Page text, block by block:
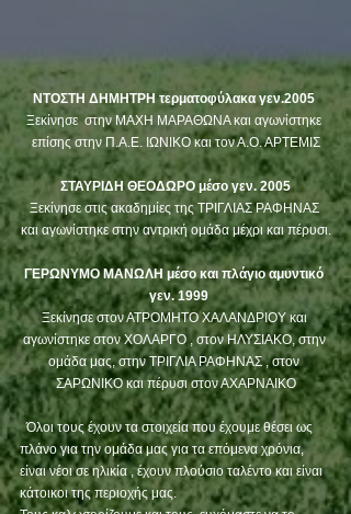
ΝΤΟΣΤΗ ΔΗΜΗΤΡΗ τερματοφύλακα γεν.2005
Ξεκίνησε  στην ΜΑΧΗ ΜΑΡΑΘΩΝΑ και αγωνίστηκε
επίσης στην Π.Α.Ε. ΙΩΝΙΚΟ και τον Α.Ο. ΑΡΤΕΜΙΣ
ΣΤΑΥΡΙΔΗ ΘΕΟΔΩΡΟ μέσο γεν. 2005
Ξεκίνησε στις ακαδημίες της ΤΡΙΓΛΙΑΣ ΡΑΦΗΝΑΣ
και αγωνίστηκε στην αντρική ομάδα μέχρι και πέρυσι.
ΓΕΡΩΝΥΜΟ ΜΑΝΩΛΗ μέσο και πλάγιο αμυντικό
γεν. 1999
Ξεκίνησε στον ΑΤΡΟΜΗΤΟ ΧΑΛΑΝΔΡΙΟΥ και
αγωνίστηκε στον ΧΟΛΑΡΓΟ , στον ΗΛΥΣΙΑΚΟ, στην
ομάδα μας, στην ΤΡΙΓΛΙΑ ΡΑΦΗΝΑΣ , στον
ΣΑΡΩΝΙΚΟ και πέρυσι στον ΑΧΑΡΝΑΙΚΟ
Όλοι τους έχουν τα στοιχεία που έχουμε θέσει ως
πλάνο για την ομάδα μας για τα επόμενα χρόνια,
είναι νέοι σε ηλικία , έχουν πλούσιο ταλέντο και είναι
κάτοικοι της περιοχής μας.